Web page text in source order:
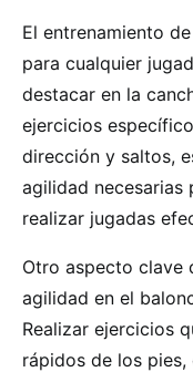
El entrenamiento
para cualquier
destacar en la
ejercicios
dirección y saltos,
agilidad necesarias
realizar jugadas
Otro aspecto clave
agilidad en el
Realizar ejercicios
rápidos de los